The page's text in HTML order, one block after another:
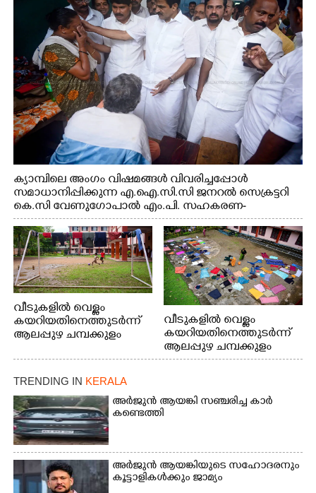
വകുപ്പ് മന്ത്രി എം. ലിജു, കൃഷിവകുപ്പ് മന്ത്രി ടി. സിദ്ദിഖ്,
റെജി ചെറിയാൻ എം. എൽ. എ എന്നിവർ സമീപം
ക്യാമ്പിലെ അംഗം വിഷമങ്ങൾ വിവരിച്ചപ്പോൾ
സമാധാനിപ്പിക്കുന്ന എ.ഐ.സി.സി ജനറൽ സെക്രട്ടറി
കെ.സി വേണുഗോപാൽ എം.പി. സഹകരണ-
എക്സൈസ് വകുപ്പ് മന്ത്രി എം. ലിജു, എന്നിവർ
വീടുകളിൽ വെള്ളം
കയറിയതിനെത്തുടർന്ന്
ആലപ്പുഴ ചമ്പക്കുളം
പോരൂക്കര സെൻട്രൽ
സ്കൂളിലെ ദുരിതാശ്വാസ
ക്യാമ്പിലെത്തിയവർ
വസ്ത്രങ്ങൾ
ഉണക്കാനിട്ടിരിക്കുന്ന
ഗോൾപോസ്റ്റിന് മുന്നിൽ
ഫുട്ബോൾ കളികളിൽ
ഏർപ്പെട്ടിരിക്കുന്ന
കുട്ടികൾ
വീടുകളിൽ വെള്ളം
കയറിയതിനെത്തുടർന്ന്
ആലപ്പുഴ ചമ്പക്കുളം
ഫാദർ തോമസ്
ക്യാമ്പിലെത്തിയവർ മഴ
ഉണക്കാനിടുന്ന കാഴ്ച.
TRENDING IN KERALA
അർജുൻ ആയങ്കി സഞ്ചരിച്ച കാർ
കണ്ടെത്തി
അർജുൻ ആയങ്കിയുടെ സഹോദരനും
കൂട്ടാളികൾക്കും ജാമ്യം